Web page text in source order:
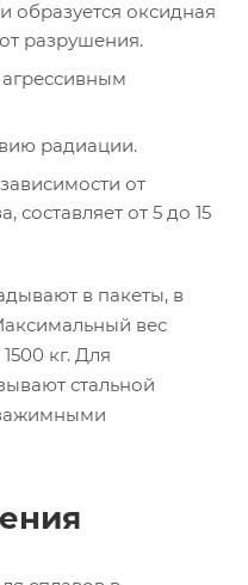
образуется оксидная
разрушения.
радиации.
от
составляет от 5 до 15
в пакеты, в
вес
кг. Для
стальной